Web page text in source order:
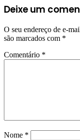
Deixe um
O seu endereço de e-
são marcados com *
Comentário *
Nome *